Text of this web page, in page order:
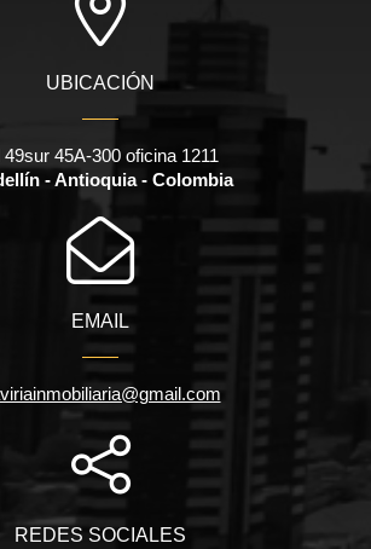
UBICACIÓN
49sur 45A-300 oficina 1211
- Antioquia - Colombia
EMAIL
REDES SOCIALES